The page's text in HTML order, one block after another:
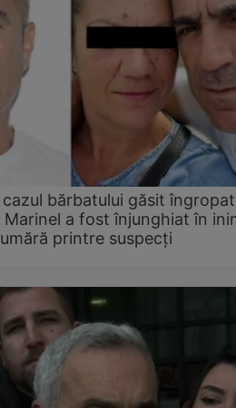
bărbatului găsit
a fost înjunghiat în
printre suspecți